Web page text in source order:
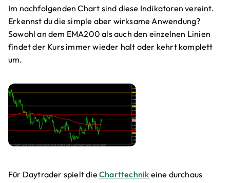
Im nachfolgenden Chart sind diese Indikatoren vereint.
Erkennst du die simple aber wirksame Anwendung?
Sowohl an dem EMA200 als auch den einzelnen Linien
findet der Kurs immer wieder halt oder kehrt komplett
um.
Für Daytrader spielt die Charttechnik eine durchaus